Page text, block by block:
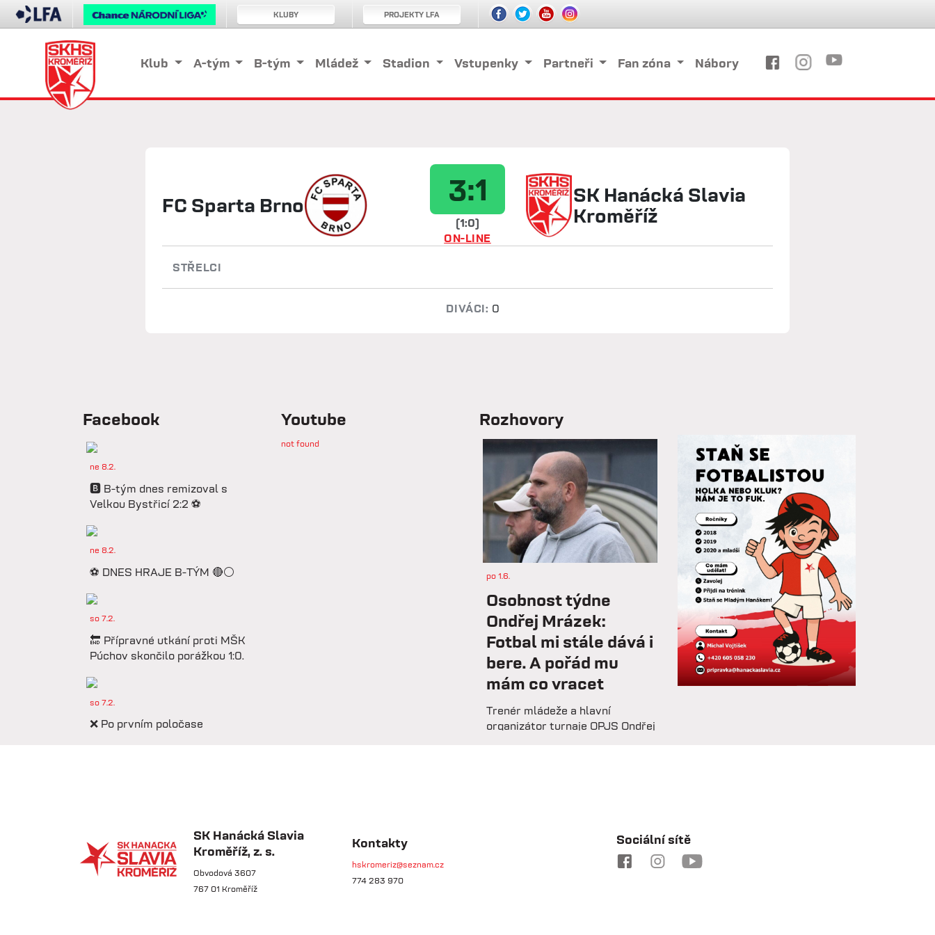
Klub A-tým B-tým Mládež Stadion Vstupenky Partneři Fan zóna Nábory
FC Sparta Brno 3:1
(1:0)
ON-LINE
SK Hanácká Slavia
Kroměříž
STŘELCI
DIVÁCI: 0
Facebook
ne 8.2.
🅱️ B-tým dnes remizoval s
Velkou Bystřicí 2:2 ⚽️
ne 8.2.
⚽️ DNES HRAJE B-TÝM 🔴⚪️
so 7.2.
🔚 Přípravné utkání proti MŠK
Púchov skončilo porážkou 1:0.
so 7.2.
❌ Po prvním poločase
so 7.2.
⚽️ DNES HRAJÍ HANÁCI 🔴⚪️V
Youtube
not found
Rozhovory
po 1.6.
Osobnost týdne
Ondřej Mrázek:
Fotbal mi stále dává i
bere. A pořád mu
mám co vracet
Trenér mládeže a hlavní
organizátor turnaje OPJS Ondřej
mládežnické turnaje pro rozvoj
SK Hanácká Slavia
Kroměříž, z. s.
Obvodová 3607
767 01 Kroměříž
Kontakty
hskromeriz@seznam.cz
774 283 970
Sociální sítě
KLUBY PROJEKTY LFA